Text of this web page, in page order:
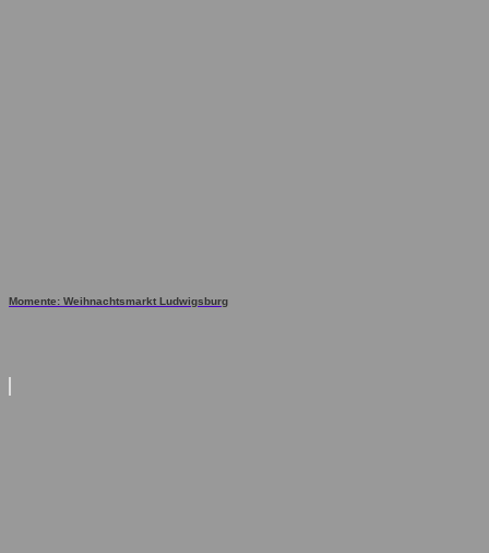
Momente: Weihnachtsmarkt Ludwigsburg